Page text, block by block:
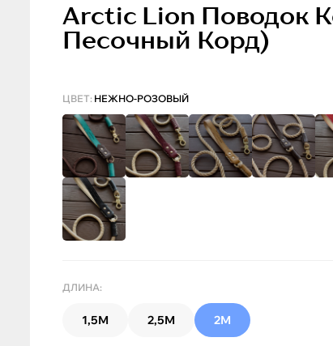
Arctic Lion Поводок
Песочный Корд)
ЦВЕТ: НЕЖНО-РОЗОВЫЙ
ДЛИНА:
1,5М 2,5М 2М